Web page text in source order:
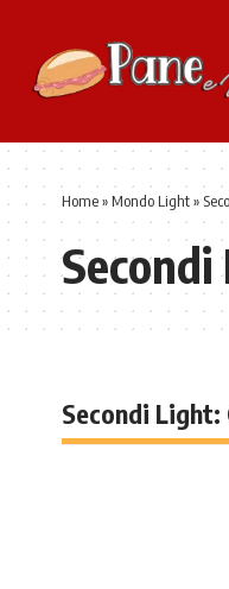
Home» Mondo Light»
Secondi